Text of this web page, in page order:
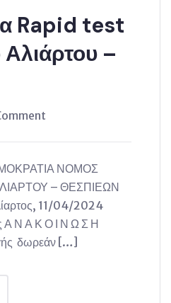
Rapid test
–
ΝΟΜΟΣ
– ΘΕΣΠΙΕΩΝ
04/2024
Α Ν Α Κ Ο Ι Ν Ω Σ Η
δωρεάν […]